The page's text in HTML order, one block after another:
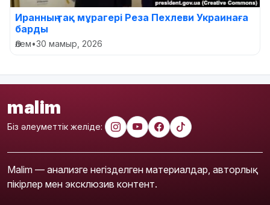
Иранның тақ мұрагері Реза Пехлеви Украинаға
барды
Әлем•30 мамыр, 2026
malim
Біз әлеуметтік желіде:
Malim — анализге негізделген материалдар, авторлық
пікірлер мен эксклюзив контент.